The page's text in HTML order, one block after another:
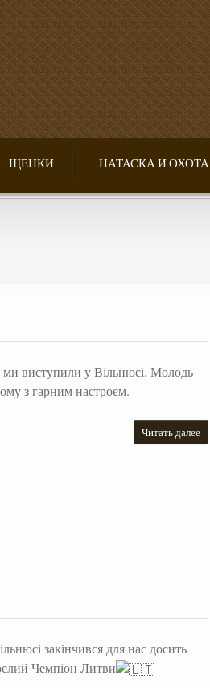
ЩЕНКИ НАТАСКА И ОХОТА
ми виступили у Вільнюсі. Молодь
з гарним настроєм.
Читать далее
закінчився для нас досить
Чемпіон Литви